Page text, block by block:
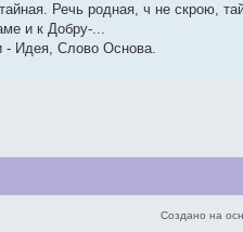
Речь родная, ч не скрою,
и к Добру-...
Идея, Слово Основа.
Создано на